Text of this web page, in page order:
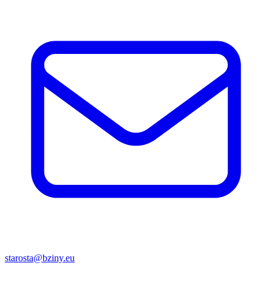
starosta@bziny.eu